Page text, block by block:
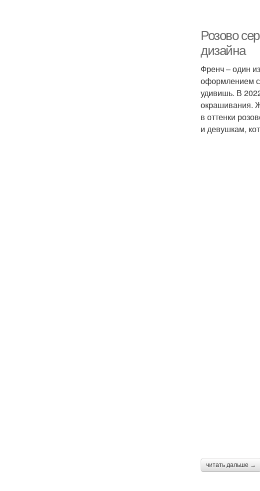
Розово
дизайна
Френч – один
оформлением с
удивишь. В
окрашивания.
в оттенки
и девушкам,
читать дальше →